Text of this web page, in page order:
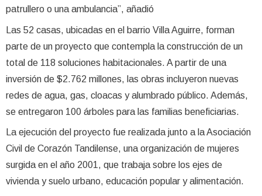
patrullero o una ambulancia”, añadió
Las 52 casas, ubicadas en el barrio Villa Aguirre, forman
parte de un proyecto que contempla la construcción de un
total de 118 soluciones habitacionales. A partir de una
inversión de $2.762 millones, las obras incluyeron nuevas
redes de agua, gas, cloacas y alumbrado público. Además,
se entregaron 100 árboles para las familias beneficiarias.
La ejecución del proyecto fue realizada junto a la Asociación
Civil de Corazón Tandilense, una organización de mujeres
surgida en el año 2001, que trabaja sobre los ejes de
vivienda y suelo urbano, educación popular y alimentación.